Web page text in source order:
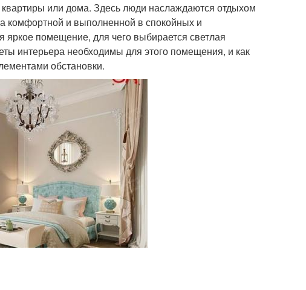
или дома. Здесь люди наслаждаются отдыхом
комфортной и выполненной в спокойных и
яркое помещение, для чего выбирается светлая
интерьера необходимы для этого помещения, и как
обстановки.